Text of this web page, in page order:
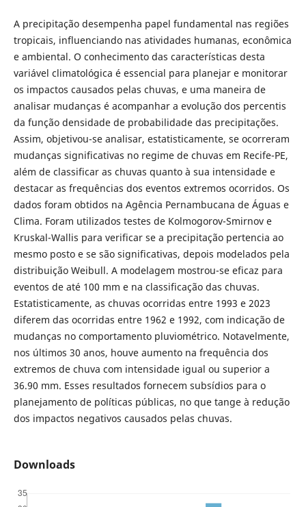
A precipitação desempenha papel fundamental nas regiões
tropicais, influenciando nas atividades humanas, econômica
e ambiental. O conhecimento das características desta
variável climatológica é essencial para planejar e monitorar
os impactos causados pelas chuvas, e uma maneira de
analisar mudanças é acompanhar a evolução dos percentis
da função densidade de probabilidade das precipitações.
Assim, objetivou-se analisar, estatisticamente, se ocorreram
mudanças significativas no regime de chuvas em Recife-PE,
além de classificar as chuvas quanto à sua intensidade e
destacar as frequências dos eventos extremos ocorridos. Os
dados foram obtidos na Agência Pernambucana de Águas e
Clima. Foram utilizados testes de Kolmogorov-Smirnov e
Kruskal-Wallis para verificar se a precipitação pertencia ao
mesmo posto e se são significativas, depois modelados pela
distribuição Weibull. A modelagem mostrou-se eficaz para
eventos de até 100 mm e na classificação das chuvas.
Estatisticamente, as chuvas ocorridas entre 1993 e 2023
diferem das ocorridas entre 1962 e 1992, com indicação de
mudanças no comportamento pluviométrico. Notavelmente,
nos últimos 30 anos, houve aumento na frequência dos
extremos de chuva com intensidade igual ou superior a
36.90 mm. Esses resultados fornecem subsídios para o
planejamento de políticas públicas, no que tange à redução
dos impactos negativos causados pelas chuvas.
Downloads